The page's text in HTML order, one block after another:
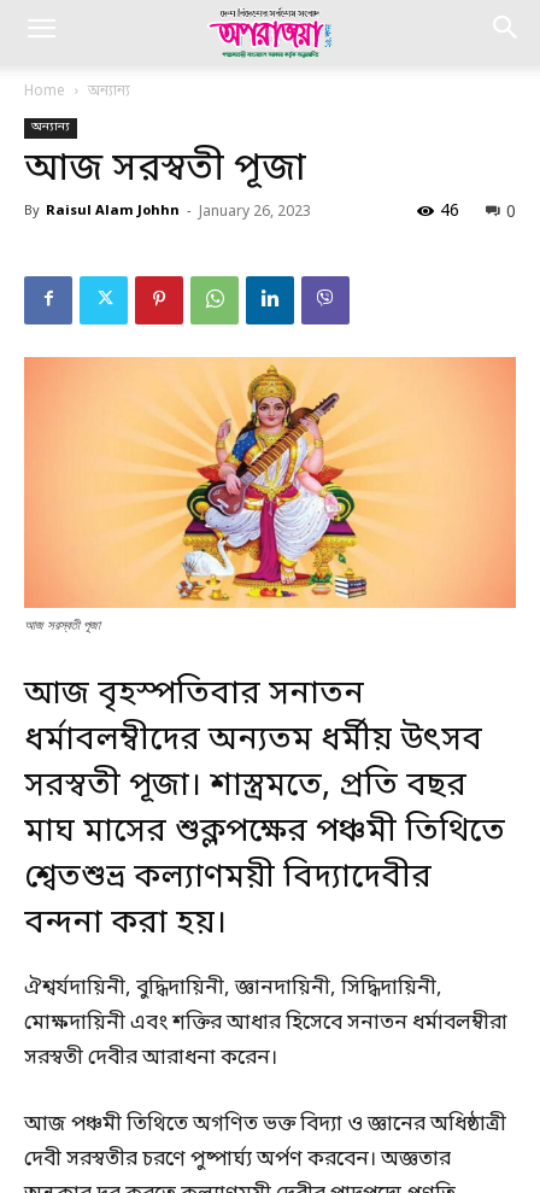
Home অন্যান্য
অন্যান্য
আজ সরস্বতী পূজা
By Raisul Alam Johhn - January 26, 2023 0
46
আজ সরস্বতী পূজা
আজ বৃহস্পতিবার সনাতন
ধর্মাবলম্বীদের অন্যতম ধর্মীয় উৎসব
সরস্বতী পূজা। শাস্ত্রমতে, প্রতি বছর
মাঘ মাসের শুক্লপক্ষের পঞ্চমী তিথিতে
শ্বেতশুভ্র কল্যাণময়ী বিদ্যাদেবীর
বন্দনা করা হয়।
ঐশ্বর্যদায়িনী, বুদ্ধিদায়িনী, জ্ঞানদায়িনী, সিদ্ধিদায়িনী,
মোক্ষদায়িনী এবং শক্তির আধার হিসেবে সনাতন ধর্মাবলম্বীরা
সরস্বতী দেবীর আরাধনা করেন।
আজ পঞ্চমী তিথিতে অগণিত ভক্ত বিদ্যা ও জ্ঞানের অধিষ্ঠাত্রী
দেবী সরস্বতীর চরণে পুষ্পার্ঘ্য অর্পণ করবেন। অজ্ঞতার